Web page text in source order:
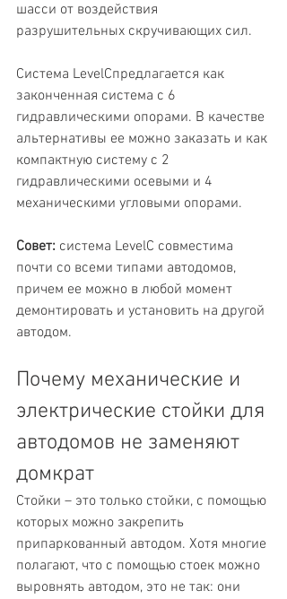
шасси от воздействия
разрушительных скручивающих сил.
Система LevelCпредлагается как
законченная система с 6
гидравлическими опорами. В качестве
альтернативы ее можно заказать и как
компактную систему с 2
гидравлическими осевыми и 4
механическими угловыми опорами.
Совет: система LevelC совместима
почти со всеми типами автодомов,
причем ее можно в любой момент
демонтировать и установить на другой
автодом.
Почему механические и
электрические стойки для
автодомов не заменяют
домкрат
Стойки – это только стойки, с помощью
которых можно закрепить
припаркованный автодом. Хотя многие
полагают, что с помощью стоек можно
выровнять автодом, это не так: они